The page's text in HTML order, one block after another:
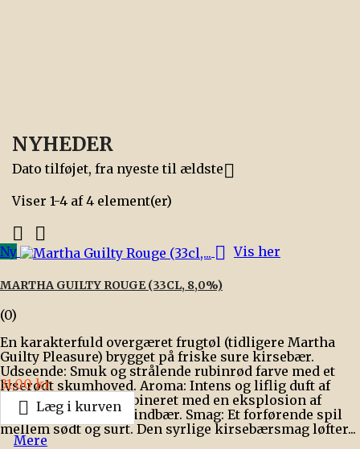
NYHEDER
Dato tilføjet, fra nyeste til ældste
Viser 1-4 af 4 element(er)
 
Ny  Vis her
MARTHA GUILTY ROUGE (33CL, 8,0%)
(0)
En karakterfuld overgæret frugtøl (tidligere Martha
Guilty Pleasure) brygget på friske sure kirsebær.
Udseende: Smuk og strålende rubinrød farve med et
lyserødt skumhoved. Aroma: Intens og liflig duft af
frisk marcipan kombineret med en eksplosion af
friske kirsebær og hindbær. Smag: Et forførende spil
mellem sødt og surt. Den syrlige kirsebærsmag løfter...
Pris
31,00 kr.
 Læg i kurven
Mere